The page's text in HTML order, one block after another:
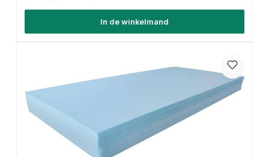
In de winkelmand